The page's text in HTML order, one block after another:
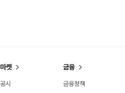
마켓
공시
금융
금융정책